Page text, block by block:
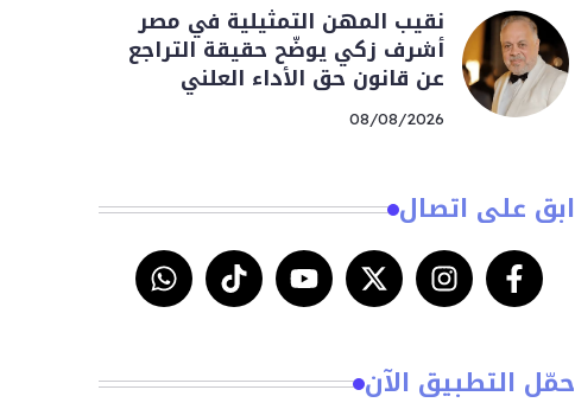
نقيب المهن التمثيلية في مصر
أشرف زكي يوضّح حقيقة التراجع
عن قانون حق الأداء العلني
08/08/2026
ابق على اتصال
حمّل التطبيق الآن